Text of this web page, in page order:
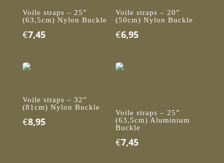
Voile straps – 25”
(63,5cm) Nylon Buckle
€7,45
Voile straps – 20”
(50cm) Nylon Buckle
€6,95
Voile straps – 32”
(81cm) Nylon Buckle
€8,95
Voile straps – 25”
(63,5cm) Aluminium
Buckle
€7,45